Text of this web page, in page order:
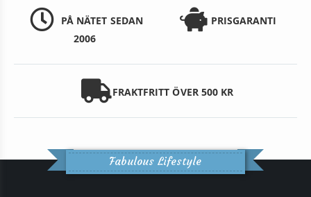
PÅ NÄTET SEDAN
2006
PRISGARANTI
FRAKTFRITT ÖVER 500 KR
Fabulous Lifestyle